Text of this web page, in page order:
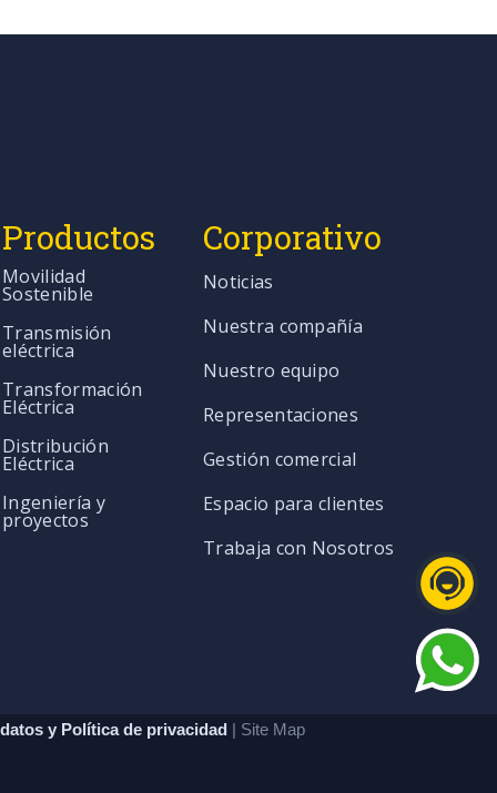
Productos
Movilidad
Sostenible
Transmisión
eléctrica
Transformación
Eléctrica
Distribución
Eléctrica
Ingeniería y
proyectos
Corporativo
Noticias
Nuestra compañía
Nuestro equipo
Representaciones
Gestión comercial
Espacio para clientes
Trabaja con Nosotros
y Política de privacidad | Site Map